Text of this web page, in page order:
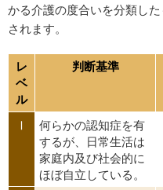
かる介護の度合いを分類し
されます。
レ
ベ
ル
判断基準
Ⅰ
何らかの認知症を有
するが、日常生活は
家庭内及び社会的に
ほぼ自立している。